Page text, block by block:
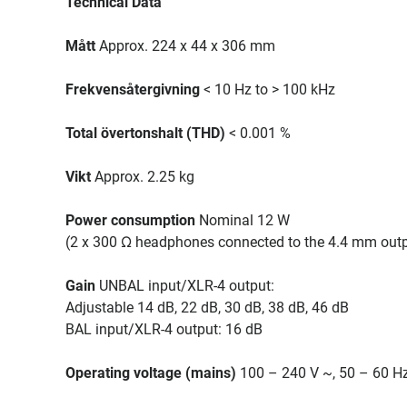
Mått Approx. 224 x 44 x 306 mm
Frekvensåtergivning < 10 Hz to > 100 kHz
Total övertonshalt (THD) < 0.001 %
Vikt Approx. 2.25 kg
Power consumption Nominal 12 W
(2 x 300 Ω headphones connected to the 4.4 mm
Gain UNBAL input/XLR-4 output:
Adjustable 14 dB, 22 dB, 30 dB, 38 dB, 46 dB
BAL input/XLR-4 output: 16 dB
Operating voltage (mains) 100 – 240 V ~, 50 – 60